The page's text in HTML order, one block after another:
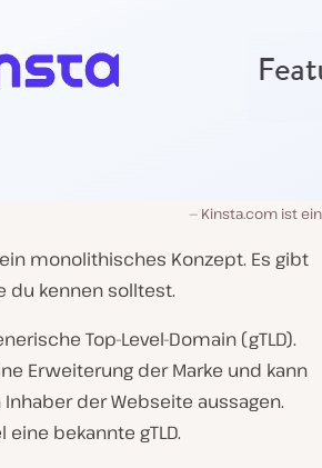
Kinsta.com ist
monolithisches Konzept. Es gibt
du kennen solltest.
Top-Level-Domain (gTLD).
Erweiterung der Marke und kann
der Webseite aussagen.
bekannte gTLD.